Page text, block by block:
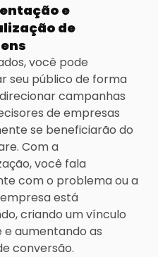
e
de
você pode
seu público de forma
campanhas
de empresas
se beneficiarão do
Com a
você fala
com o problema ou a
está
criando um vínculo
e aumentando as
conversão.